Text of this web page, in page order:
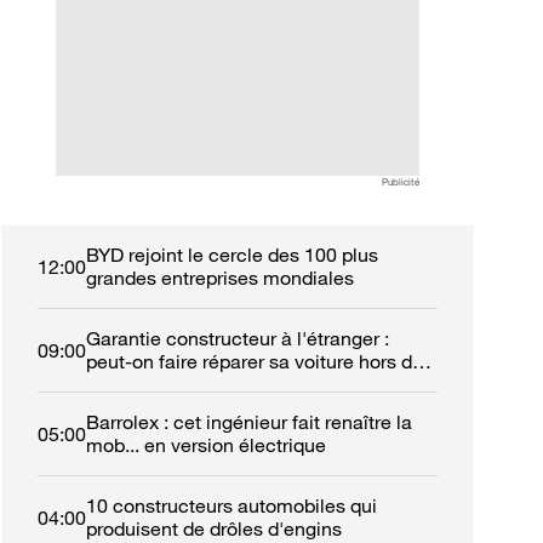
Publicité
12:00BYD rejoint le cercle des 100 plus
grandes entreprises mondiales
09:00Garantie constructeur à l'étranger :
peut-on faire réparer sa voiture hors de
05:00Barrolex : cet ingénieur fait renaître la
mob... en version électrique
04:0010 constructeurs automobiles qui
produisent de drôles d'engins